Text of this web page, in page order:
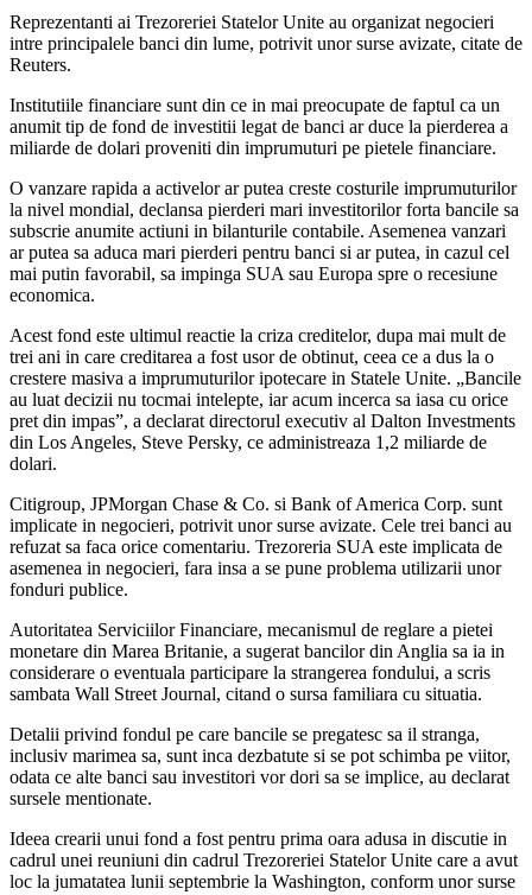
Reprezentanti ai Trezoreriei Statelor Unite au organizat negocieri
intre principalele banci din lume, potrivit unor surse avizate, citate de
Reuters.
Institutiile financiare sunt din ce in mai preocupate de faptul ca un
anumit tip de fond de investitii legat de banci ar duce la pierderea a
miliarde de dolari proveniti din imprumuturi pe pietele financiare.
O vanzare rapida a activelor ar putea creste costurile imprumuturilor
la nivel mondial, declansa pierderi mari investitorilor forta bancile sa
subscrie anumite actiuni in bilanturile contabile. Asemenea vanzari
ar putea sa aduca mari pierderi pentru banci si ar putea, in cazul cel
mai putin favorabil, sa impinga SUA sau Europa spre o recesiune
economica.
Acest fond este ultimul reactie la criza creditelor, dupa mai mult de
trei ani in care creditarea a fost usor de obtinut, ceea ce a dus la o
crestere masiva a imprumuturilor ipotecare in Statele Unite. „Bancile
au luat decizii nu tocmai intelepte, iar acum incerca sa iasa cu orice
pret din impas”, a declarat directorul executiv al Dalton Investments
din Los Angeles, Steve Persky, ce administreaza 1,2 miliarde de
dolari.
Citigroup, JPMorgan Chase & Co. si Bank of America Corp. sunt
implicate in negocieri, potrivit unor surse avizate. Cele trei banci au
refuzat sa faca orice comentariu. Trezoreria SUA este implicata de
asemenea in negocieri, fara insa a se pune problema utilizarii unor
fonduri publice.
Autoritatea Serviciilor Financiare, mecanismul de reglare a pietei
monetare din Marea Britanie, a sugerat bancilor din Anglia sa ia in
considerare o eventuala participare la strangerea fondului, a scris
sambata Wall Street Journal, citand o sursa familiara cu situatia.
Detalii privind fondul pe care bancile se pregatesc sa il stranga,
inclusiv marimea sa, sunt inca dezbatute si se pot schimba pe viitor,
odata ce alte banci sau investitori vor dori sa se implice, au declarat
sursele mentionate.
Ideea crearii unui fond a fost pentru prima oara adusa in discutie in
cadrul unei reuniuni din cadrul Trezoreriei Statelor Unite care a avut
loc la jumatatea lunii septembrie la Washington, conform unor surse